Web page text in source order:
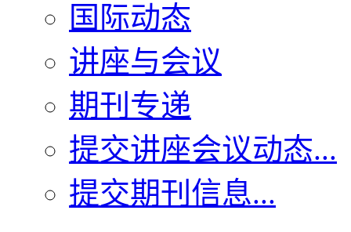
国际动态
讲座与会议
期刊专递
提交讲座会议动态...
提交期刊信息...